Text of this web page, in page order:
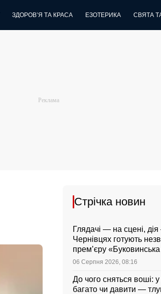
ЗДОРОВ’Я ТА КРАСА ЕЗОТЕРИКА СВЯТА
Стрічка новин
Глядачі — на сцені,
Чернівцях готують
прем’єру
06 Серпня 2026, 08:16
До чого сняться воші: у
багато чи давити —